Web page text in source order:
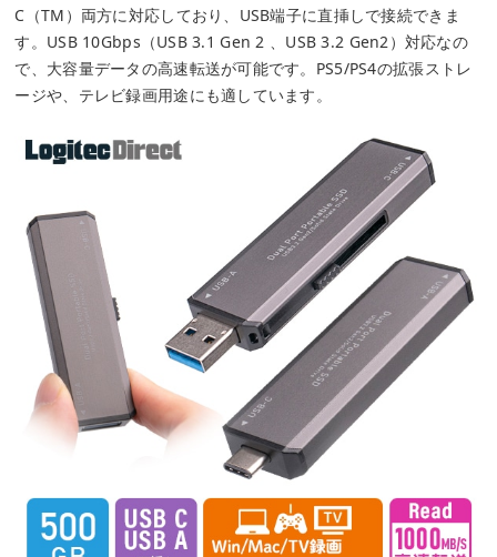
C（TM）両方に対応しており、USB端子に直挿しで接続できま
す。USB 10Gbps（USB 3.1 Gen 2 、USB 3.2 Gen2）対応なの
で、大容量データの高速転送が可能です。PS5/PS4の拡張ストレ
ージや、テレビ録画用途にも適しています。